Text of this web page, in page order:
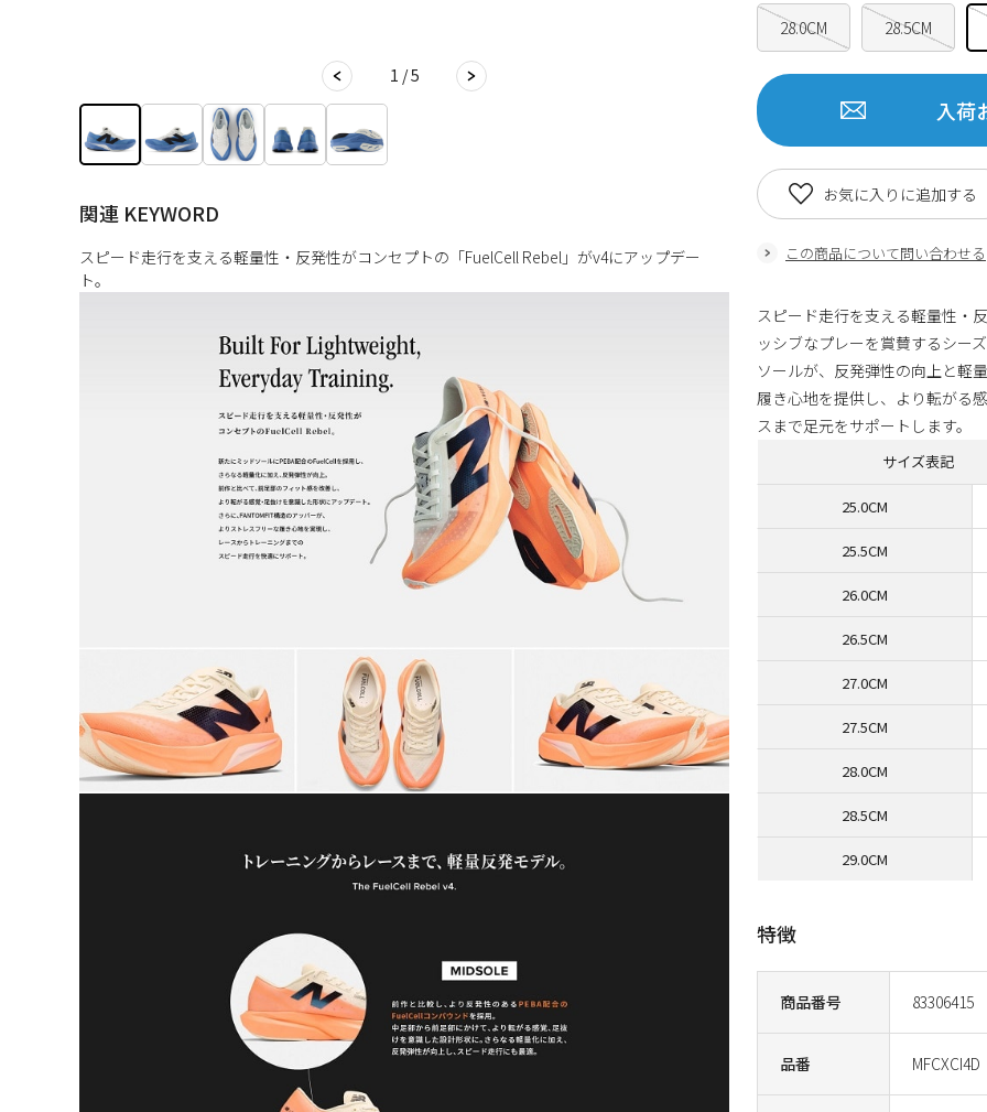
1 / 5
関連 KEYWORD
スピード走行を支える軽量性・反発性がコンセプトの「FuelCell Rebel」がv4にアップデー
ト。
商品番号 83306415
品番 MFCXCI4D
28.0CM 28.5CM
入荷
この商品について問い合わせる
お気に入りに追加する
スピード走行を支える軽量性・
ッシブなプレーを賞賛するシー
ソールが、反発弾性の向上と軽
履き心地を提供し、より転がる
スまで足元をサポートします。
特徴
サイズ表記
25.0CM
25.5CM
26.0CM
26.5CM
27.0CM
27.5CM
28.0CM
28.5CM
29.0CM